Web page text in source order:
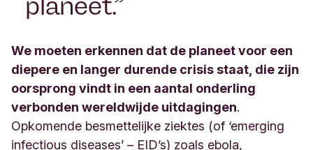
We moeten erkennen dat de planeet voor een
diepere en langer durende crisis staat, die zijn
oorsprong vindt in een aantal onderling
verbonden wereldwijde uitdagingen.
Opkomende besmettelijke ziektes (of ‘emerging
infectious diseases’ – EID’s) zoals ebola,